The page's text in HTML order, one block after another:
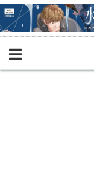
BOOKY書